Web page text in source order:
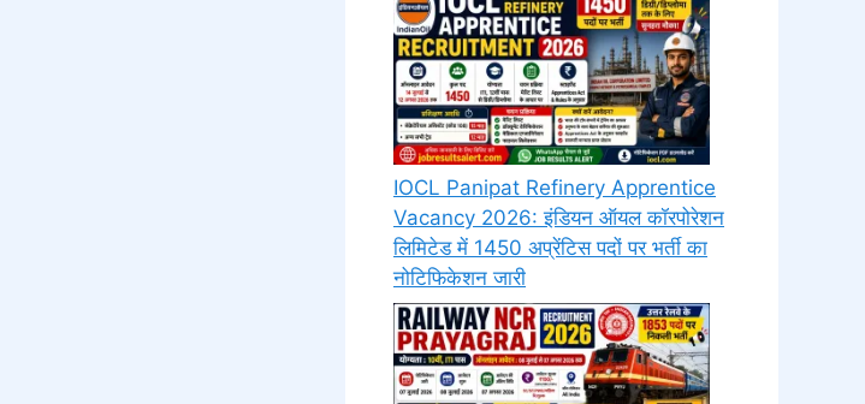
IOCL Panipat Refinery Apprentice
Vacancy 2026: इंडियन ऑयल कॉरपोरेशन
लिमिटेड में 1450 अप्रेंटिस पदों पर भर्ती का
नोटिफिकेशन जारी